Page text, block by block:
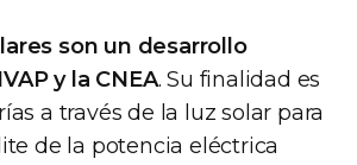
son un desarrollo
y la CNEA. Su finalidad es
a través de la luz solar para
de la potencia eléctrica